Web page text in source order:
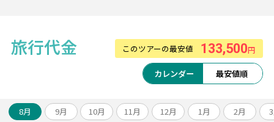
マリンスポーツを楽しむことができます♪
旅行代金 このツアーの最安値 133,500円
カレンダー 最安値順
8月 9月 10月 11月 12月 1月 2月